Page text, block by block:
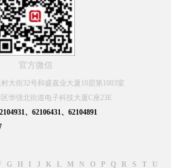
官方微信
大街32号和盛嘉业大厦10层第1003室
华强北街道电子科技大厦C座23E
、62106431、62104891
G H J K L M N O P Q R S T U